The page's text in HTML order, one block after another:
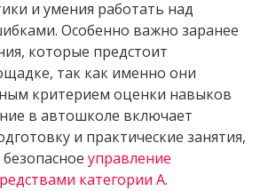
и умения работать над
Особенно важно заранее
которые предстоит
так как именно они
критерием оценки навыков
в автошколе включает
и практические занятия,
управление
категории А.